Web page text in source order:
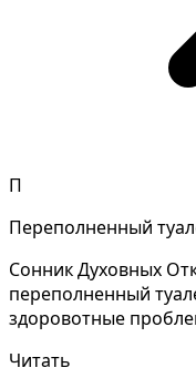
П
Переполненный
Сонник Духовных
переполненный
здоровотные
Читать